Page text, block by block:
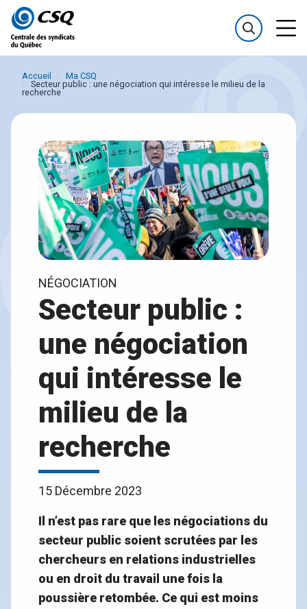
Passer
au
menu
Passer
au
contenu
Accueil
Ma CSQ
Secteur public : une négociation qui intéresse le milieu de la
recherche
NÉGOCIATION
Secteur public :
une négociation
qui intéresse le
milieu de la
recherche
15 Décembre 2023
Il n’est pas rare que les négociations du
secteur public soient scrutées par les
chercheurs en relations industrielles
ou en droit du travail une fois la
poussière retombée. Ce qui est moins